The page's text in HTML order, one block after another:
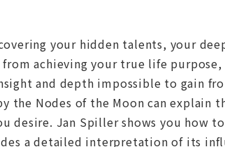
your hidden talents, your
achieving your true life
and depth impossible to gain
Nodes of the Moon can explain
desire. Jan Spiller shows you how
a detailed interpretation of its